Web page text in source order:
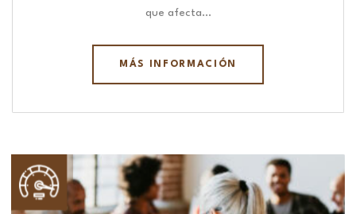
que afecta…
MÁS INFORMACIÓN